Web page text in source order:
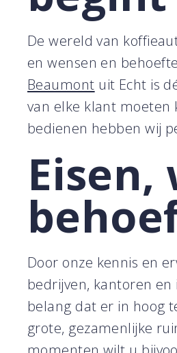
De wereld van
en wensen en
Beaumont uit Echt is
van elke klant moeten
bedienen hebben wij
Eisen,
Door onze kennis en
bedrijven, kantoren
belang dat er in hoog
grote, gezamenlijke